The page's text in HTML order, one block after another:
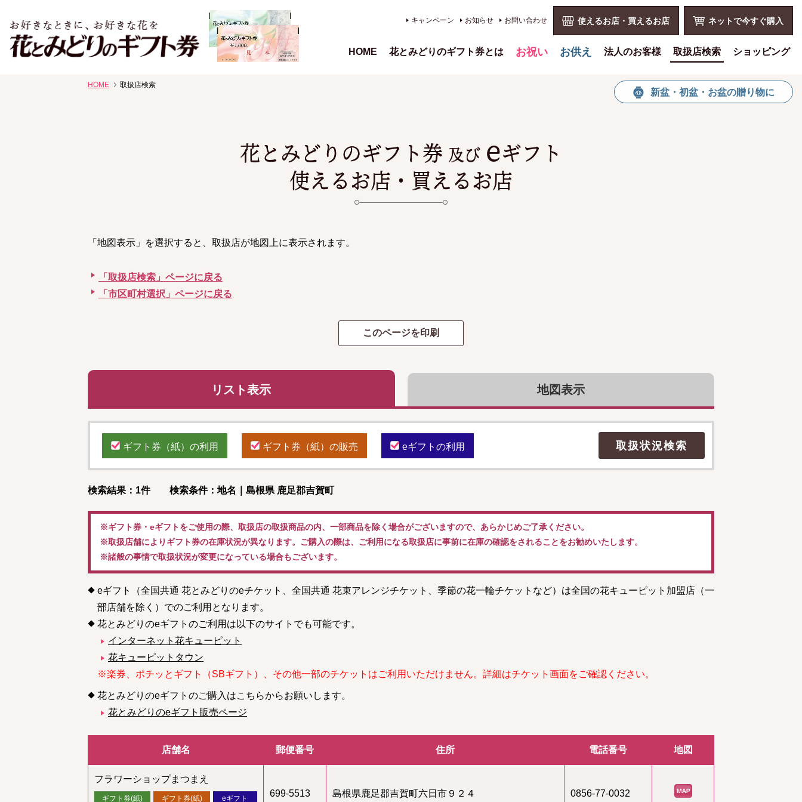
花、線香贈答におすすめのギフト
キャンペーン お知らせ お問い合わせ 使えるお店・買えるお店 ネットで今すぐ購入
HOME 花とみどりのギフト券とは お祝い お供え
お盆に贈る
法人のお客様
花とみどりのギフト券とは
法人様メリット
取扱店検索 ショッピング
ショッピングTOP
買い物カゴ
新盆・初盆・お盆の贈り物に
HOME 取扱店検索
花とみどりのギフト券 及び eギフト
使えるお店・買えるお店
「地図表示」を選択すると、取扱店が地図上に表示されます。
「取扱店検索」ページに戻る
「市区町村選択」ページに戻る
リスト表示 地図表示
ギフト券（紙）の利用 ギフト券（紙）の販売 eギフトの利用
検索結果：1件 検索条件：地名｜島根県 鹿足郡吉賀町
※ギフト券・eギフトをご使用の際、取扱店の取扱商品の内、一部商品を除く場合がございますので、あらかじめご了承ください。
※取扱店舗によりギフト券の在庫状況が異なります。ご購入の際は、ご利用になる取扱店に事前に在庫の確認をされることをお勧めいたします。
※諸般の事情で取扱状況が変更になっている場合もございます。
eギフト（全国共通 花とみどりのeチケット、全国共通 花束アレンジチケット、季節の花一輪チケットなど）は全国の花キューピット加盟店（一
部店舗を除く）でのご利用となります。
花とみどりのeギフトのご利用は以下のサイトでも可能です。
インターネット花キューピット
花キューピットタウン
※楽券、ポチッとギフト（SBギフト）、その他一部のチケットはご利用いただけません。詳細はチケット画面をご確認ください。
花とみどりのeギフトのご購入はこちらからお願いします。
花とみどりのeギフト販売ページ
店舗名 郵便番号 住所 電話番号 地図
フラワーショップまつまえ
ギフト券(紙) ギフト券(紙) eギフト 699-5513 島根県鹿足郡吉賀町六日市９２４ 0856-77-0032